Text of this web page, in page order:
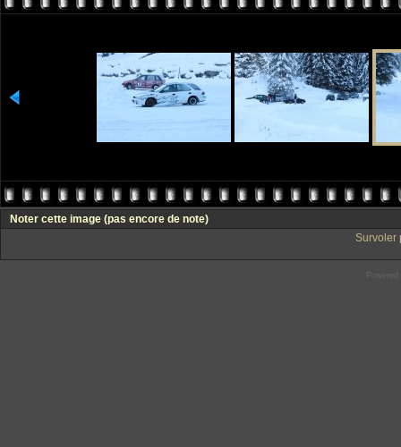
Noter cette image (pas encore de note)
Survoler